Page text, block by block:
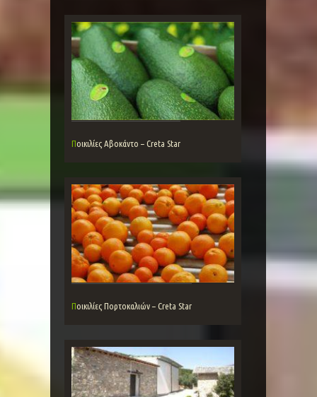
Ποικιλίες Αβοκάντο – Creta Star
Ποικιλίες Πορτοκαλιών – Creta Star